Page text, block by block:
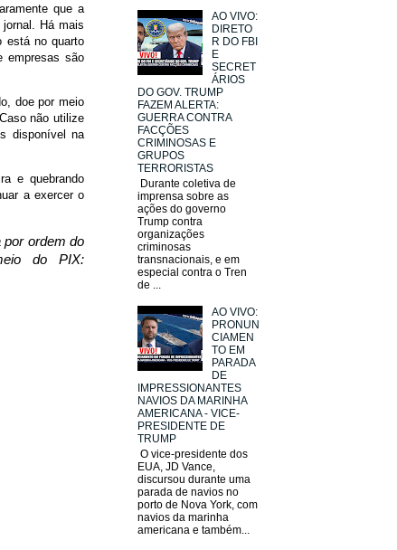
que a
Há mais
está no quarto
empresas são
doe por meio
não utilize
disponível na
e quebrando
a exercer o
por ordem do
do PIX:
AO VIVO:
DIRETO
R DO FBI
E
SECRET
ÁRIOS
DO GOV. TRUMP
FAZEM ALERTA:
GUERRA CONTRA
FACÇÕES
CRIMINOSAS E
GRUPOS
TERRORISTAS
Durante coletiva de
imprensa sobre as
ações do governo
Trump contra
organizações
criminosas
transnacionais, e em
especial contra o Tren
de ...
AO VIVO:
PRONUN
CIAMEN
TO EM
PARADA
DE
IMPRESSIONANTES
NAVIOS DA MARINHA
AMERICANA - VICE-
PRESIDENTE DE
TRUMP
O vice-presidente dos
EUA, JD Vance,
discursou durante uma
parada de navios no
porto de Nova York, com
navios da marinha
americana e também...